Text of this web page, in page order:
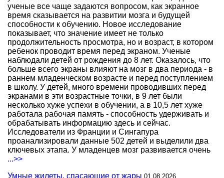
ученые все чаще задаются вопросом, как экранное
время сказывается на развитии мозга и будущей
способности к обучению. Новое исследование
показывает, что значение имеет не только
продолжительность просмотра, но и возраст, в котором
ребенок проводит время перед экраном. Ученые
наблюдали детей от рождения до 8 лет. Оказалось, что
больше всего экраны влияют на мозг в два периода - в
раннем младенческом возрасте и перед поступлением
в школу. У детей, много времени проводивших перед
экранами в эти возрастные точки, в 9 лет были
несколько хуже успехи в обучении, а в 10,5 лет хуже
работала рабочая память - способность удерживать и
обрабатывать информацию здесь и сейчас.
Исследователи из Франции и Сингапура
проанализировали данные 502 детей и выделили два
ключевых этапа. У младенцев мозг развивается очень
...>>
Умные жилеты, спасающие от жары 01.08.2026